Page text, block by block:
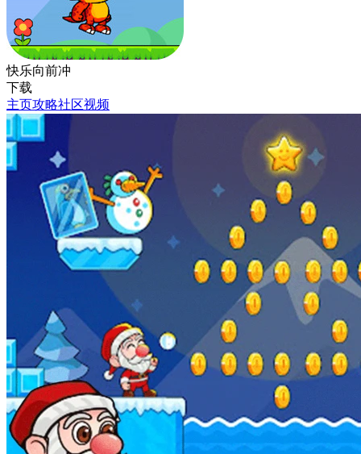
快乐向前冲
下载
主页攻略社区视频